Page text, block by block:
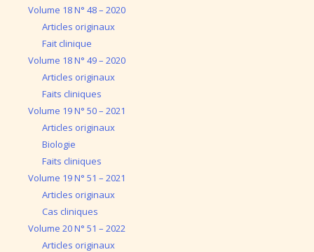
Volume 18 N° 48 – 2020
Articles originaux
Fait clinique
Volume 18 N° 49 – 2020
Articles originaux
Faits cliniques
Volume 19 N° 50 – 2021
Articles originaux
Biologie
Faits cliniques
Volume 19 N° 51 – 2021
Articles originaux
Cas cliniques
Volume 20 N° 51 – 2022
Articles originaux